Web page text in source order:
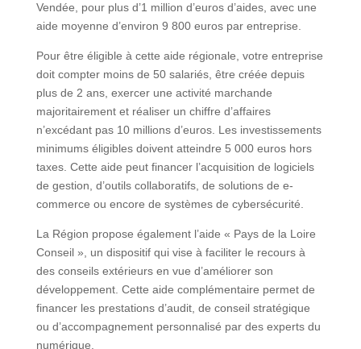
Vendée, pour plus d’1 million d’euros d’aides, avec une
aide moyenne d’environ 9 800 euros par entreprise.
Pour être éligible à cette aide régionale, votre entreprise
doit compter moins de 50 salariés, être créée depuis
plus de 2 ans, exercer une activité marchande
majoritairement et réaliser un chiffre d’affaires
n’excédant pas 10 millions d’euros. Les investissements
minimums éligibles doivent atteindre 5 000 euros hors
taxes. Cette aide peut financer l’acquisition de logiciels
de gestion, d’outils collaboratifs, de solutions de e-
commerce ou encore de systèmes de cybersécurité.
La Région propose également l’aide « Pays de la Loire
Conseil », un dispositif qui vise à faciliter le recours à
des conseils extérieurs en vue d’améliorer son
développement. Cette aide complémentaire permet de
financer les prestations d’audit, de conseil stratégique
ou d’accompagnement personnalisé par des experts du
numérique.